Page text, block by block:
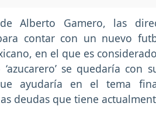
Alberto Gamero, las
contar con un nuevo
en el que es
se quedaría con
ayudaría en el tema
deudas que tiene